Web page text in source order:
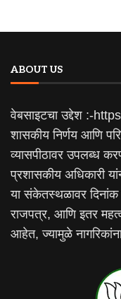
ABOUT US
वेबसाइटचा उद्देश :-
शासकीय निर्णय आणि
व्यासपीठावर उपलब्ध
प्रशासकीय अधिकारी
या संकेतस्थळावर दिनांक
राजपत्र, आणि इतर
आहेत, ज्यामुळे